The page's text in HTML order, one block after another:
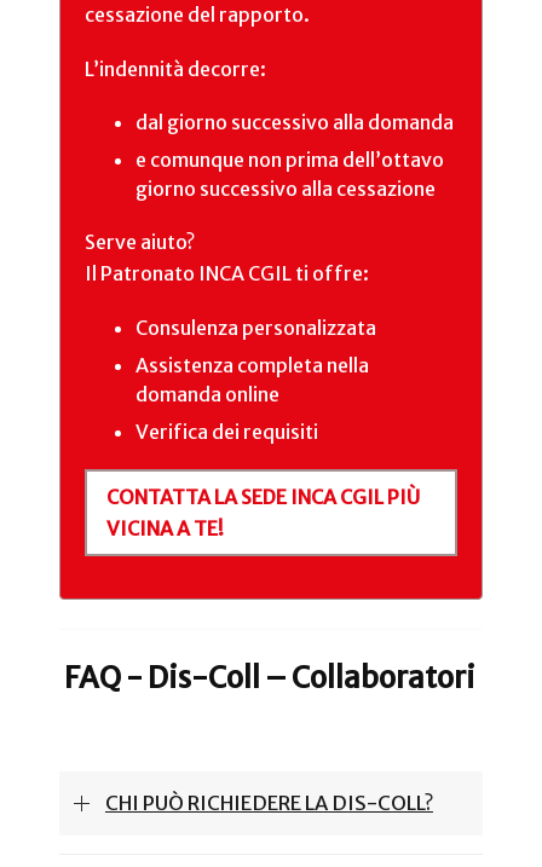
cessazione del rapporto.
L’indennità decorre:
dal giorno successivo alla domanda
e comunque non prima dell’ottavo
giorno successivo alla cessazione
Serve aiuto?
Il Patronato INCA CGIL ti offre:
Consulenza personalizzata
Assistenza completa nella
domanda online
Verifica dei requisiti
CONTATTA LA SEDE INCA CGIL PIÙ
VICINA A TE!
FAQ - Dis-Coll – Collaboratori
CHI PUÒ RICHIEDERE LA DIS-COLL?